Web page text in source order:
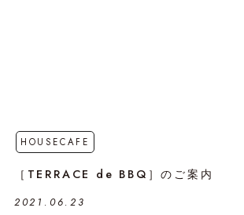
HOUSECAFE
［TERRACE de BBQ］のご案内
2021.06.23